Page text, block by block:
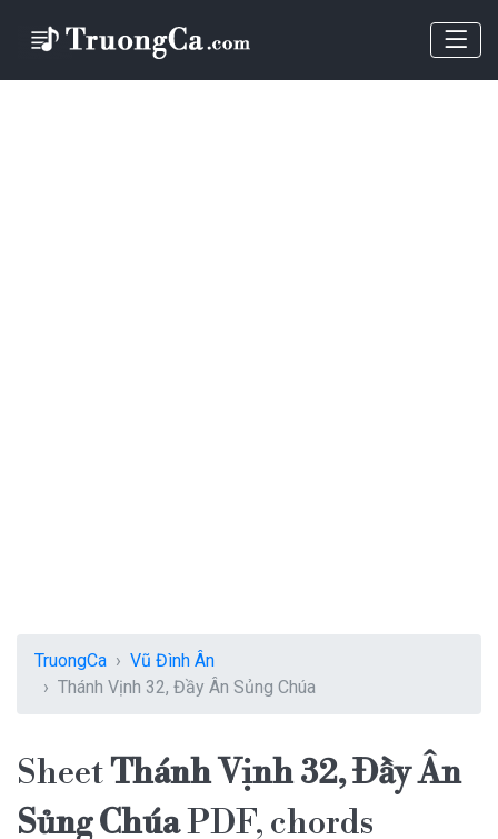
TruongCa
Vũ Đình Ân
Thánh Vịnh 32, Đầy Ân Sủng Chúa
SheetThánh Vịnh 32, Đầy Ân
Sủng ChúaPDF, chords